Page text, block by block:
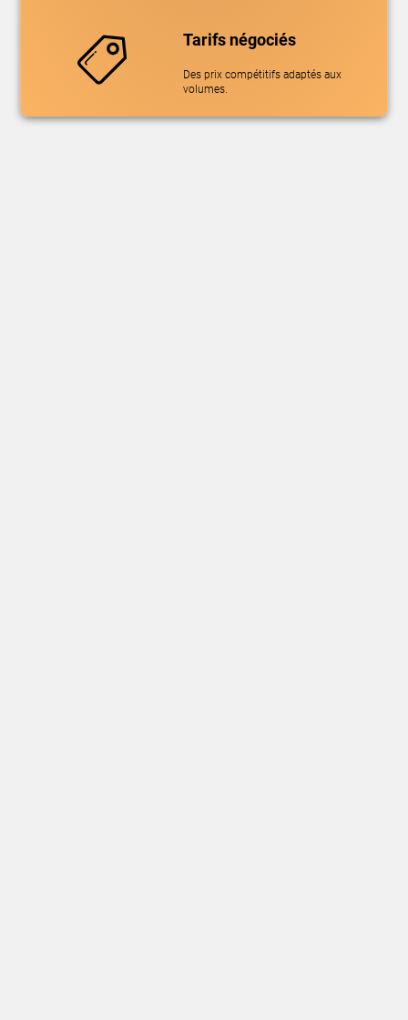
Tarifs négociés
Des prix compétitifs adaptés aux
volumes.